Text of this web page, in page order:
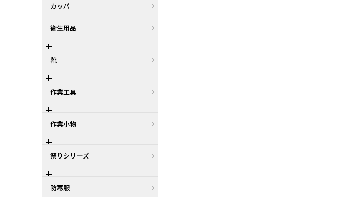
カッパ
衛生用品
靴
作業工具
作業小物
祭りシリーズ
防寒服